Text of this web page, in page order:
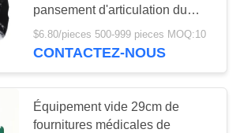
médicaux
pansement d'articulation du
coude adulte adhésive de
bande
$6.80/pieces 500-999 pieces MOQ:10
CONTACTEZ-NOUS
Équipement vide 29cm de
fournitures médicales de